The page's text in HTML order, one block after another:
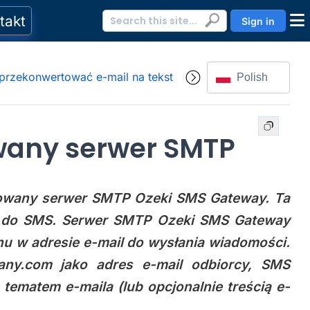
Sign in
e-mail na tekst Polish
serwer SMTP
serwer SMTP Ozeki SMS Gateway. Ta
SMS. Serwer SMTP Ozeki SMS Gateway
w adresie e-mail do wysłania wiadomości.
jako adres e-mail odbiorcy, SMS
e-maila (lub opcjonalnie treścią e-